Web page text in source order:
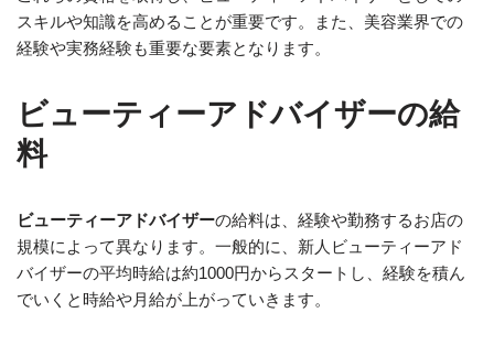
スキルや知識を高めることが重要です。また、美容業界での
経験や実務経験も重要な要素となります。
ビューティーアドバイザーの給
料
ビューティーアドバイザーの給料は、経験や勤務するお店の
規模によって異なります。一般的に、新人ビューティーアド
バイザーの平均時給は約1000円からスタートし、経験を積ん
でいくと時給や月給が上がっていきます。